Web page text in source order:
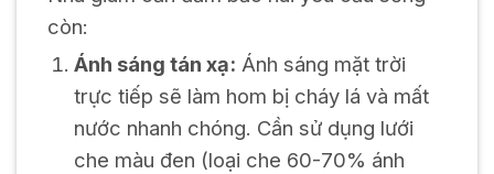
còn:
Ánh sáng tán xạ: Ánh sáng mặt trời
trực tiếp sẽ làm hom bị cháy lá và mất
nước nhanh chóng. Cần sử dụng lưới
che màu đen (loại che 60-70% ánh